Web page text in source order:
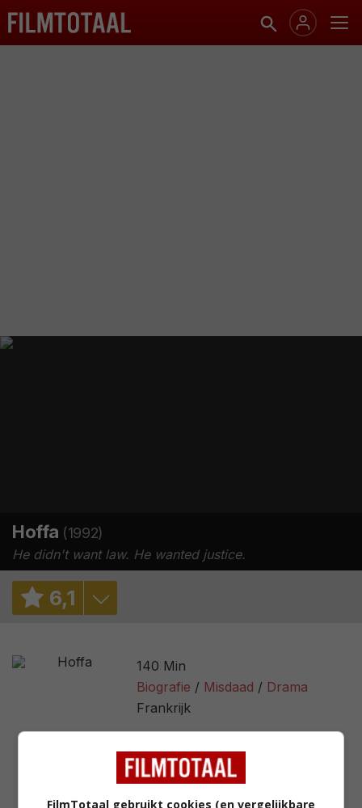
Hoffa (1992)
He didn't want law. He wanted justice.
6,1
6,6/ 25494
52%
3,2/ 247
50
140 Min
Biografie
Misdaad
Drama
Frankrijk
FilmTotaal gebruikt cookies (en vergelijkbare